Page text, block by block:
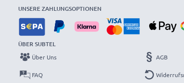
UNSERE ZAHLUNGSOPTIONEN
ÜBER SUBTEL
Über Uns
FAQ
AGB